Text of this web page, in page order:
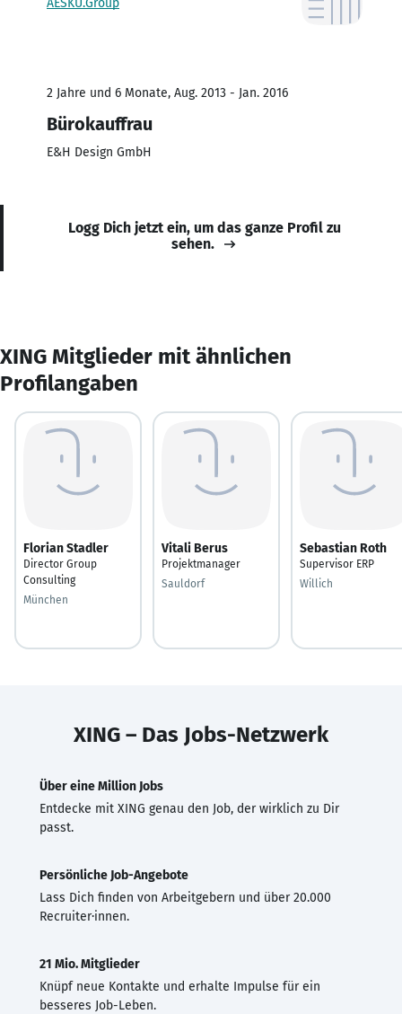
2 Jahre und 6 Monate, Aug. 2013 - Jan. 2016
Bürokauffrau
E&H Design GmbH
Logg Dich jetzt ein, um das ganze Profil zu
sehen.
XING Mitglieder mit ähnlichen
Profilangaben
Florian Stadler
Director Group
Consulting
München
Vitali Berus
Projektmanager
Sauldorf
Sebastian Roth
Supervisor ERP
Willich
XING – Das Jobs-Netzwerk
Über eine Million Jobs
Entdecke mit XING genau den Job, der wirklich zu Dir
passt.
Persönliche Job-Angebote
Lass Dich finden von Arbeitgebern und über 20.000
Recruiter·innen.
21 Mio. Mitglieder
Knüpf neue Kontakte und erhalte Impulse für ein
besseres Job-Leben.